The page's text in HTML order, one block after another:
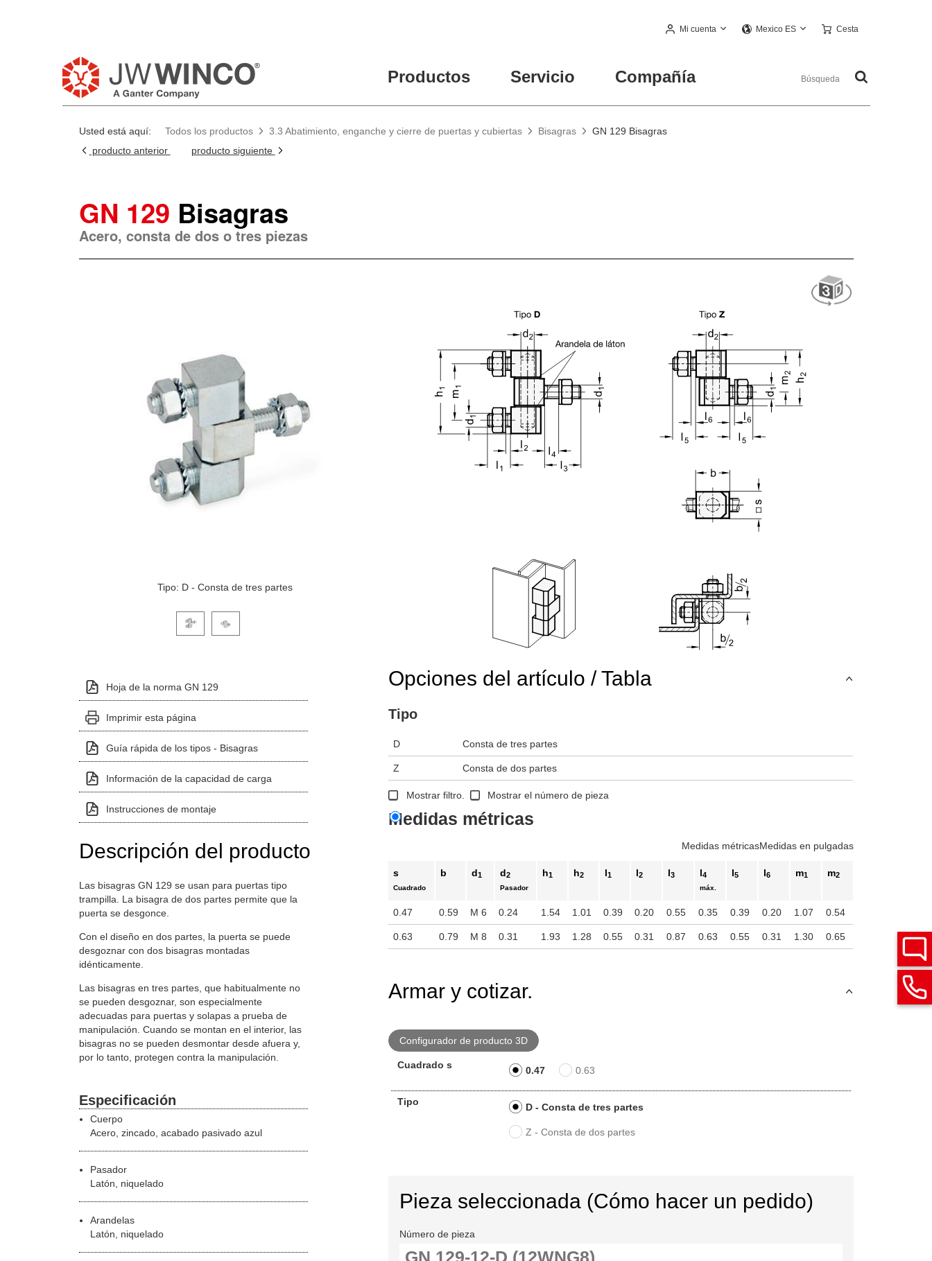
Mi cuenta Mexico ES Cesta
Productos Servicio Compañía
Usted está aquí: Todos los productos 3.3 Abatimiento, enganche y cierre de puertas y cubiertas Bisagras
GN 129 Bisagras
producto anterior
producto siguiente
GN 129 Bisagras
Acero, consta de dos o tres piezas
Tipo: D - Consta de tres partes
Haga clic en una imagen de variante para verla en el área de visualización principal del producto o use las teclas de tabulación para navegar a través de las variantes del
Hoja de la norma GN 129
Imprimir esta página
Guía rápida de los tipos - Bisagras
Información de la capacidad de carga
Instrucciones de montaje
Descripción del producto
Las bisagras GN 129 se usan para puertas tipo
trampilla. La bisagra de dos partes permite que la
puerta se desgonce.
Con el diseño en dos partes, la puerta se puede
desgoznar con dos bisagras montadas
idénticamente.
Las bisagras en tres partes, que habitualmente no
se pueden desgoznar, son especialmente
adecuadas para puertas y solapas a prueba de
manipulación. Cuando se montan en el interior, las
bisagras no se pueden desmontar desde afuera y,
por lo tanto, protegen contra la manipulación.
Especificación
Cuerpo
Acero, zincado, acabado pasivado azul
Pasador
Latón, niquelado
Arandelas
Latón, niquelado
Opciones del artículo / Tabla
Tipo
D Consta de tres partes
Z Consta de dos partes
Mostrar filtro. Mostrar el número de pieza
Medidas métricas
Medidas métricasMedidas en pulgadas
s
Cuadrado
b d1 d2
Pasador
h1 h2 l1 l2 l3 l4
máx.
l5 l6 m1 m2
0.47 0.59 M 6 0.24 1.54 1.01 0.39 0.20 0.55 0.35 0.39 0.20 1.07 0.54
0.63 0.79 M 8 0.31 1.93 1.28 0.55 0.31 0.87 0.63 0.55 0.31 1.30 0.65
Armar y cotizar.
Configurador de producto 3D
Cuadrado s 0.47 0.63
Tipo D - Consta de tres partes
Z - Consta de dos partes
Pieza seleccionada (Cómo hacer un pedido)
Número de pieza